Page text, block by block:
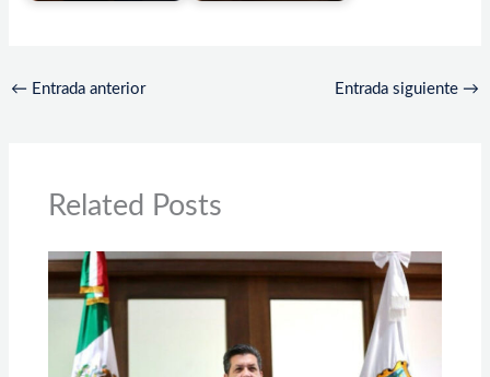
← Entrada anterior Entrada siguiente →
Related Posts